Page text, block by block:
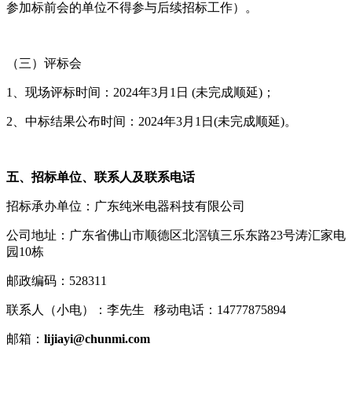
参加标前会的单位不得参与后续招标工作）。
（三）评标会
1、现场评标时间：2024年3月1日 (未完成顺延)；
2、中标结果公布时间：2024年3月1日(未完成顺延)。
五、招标单位、联系人及联系电话
招标承办单位：广东纯米电器科技有限公司
公司地址：广东省佛山市顺德区北滘镇三乐东路23号涛汇家电
园10栋
邮政编码：528311
联系人（小电）：李先生 移动电话：14777875894
邮箱： lijiayi@chunmi.com